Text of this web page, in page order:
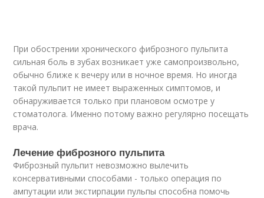
При обострении хронического фиброзного пульпита
сильная боль в зубах возникает уже самопроизвольно,
обычно ближе к вечеру или в ночное время. Но иногда
такой пульпит не имеет выраженных симптомов, и
обнаруживается только при плановом осмотре у
стоматолога. Именно потому важно регулярно посещать
врача.
Лечение фиброзного пульпита
Фиброзный пульпит невозможно вылечить
консервативными способами - только операция по
ампутации или экстирпации пульпы способна помочь